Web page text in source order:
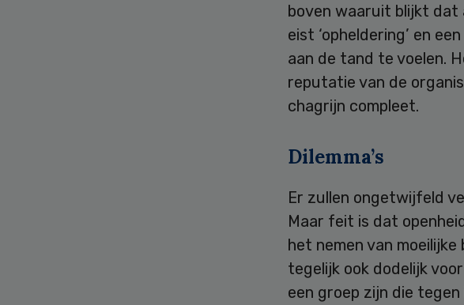
boven waaruit blijkt dat
eist ‘opheldering’ en
aan de tand te voelen.
reputatie van de
chagrijn compleet.
Dilemma’s
Er zullen ongetwijfeld
Maar feit is dat
het nemen van
tegelijk ook dodelijk
een groep zijn die